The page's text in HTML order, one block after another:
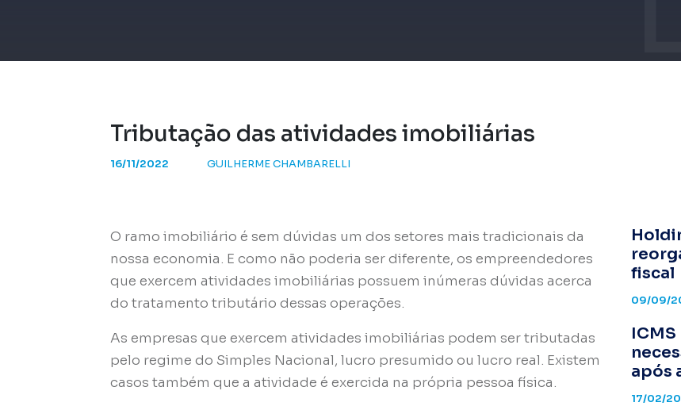
Tributação das atividades imobiliárias
16/11/2022 GUILHERME CHAMBARELLI
O ramo imobiliário é sem dúvidas um dos setores mais tradicionais da
nossa economia. E como não poderia ser diferente, os empreendedores
que exercem atividades imobiliárias possuem inúmeras dúvidas acerca
do tratamento tributário dessas operações.
As empresas que exercem atividades imobiliárias podem ser tributadas
pelo regime do Simples Nacional, lucro presumido ou lucro real. Existem
casos também que a atividade é exercida na própria pessoa física.
fiscal
09/09/
ICMS
após
17/02/